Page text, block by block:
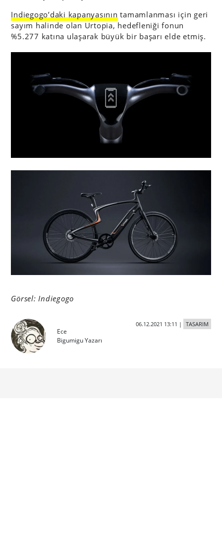
Indiegogo’daki kapanyasının tamamlanması için geri
sayım halinde olan Urtopia, hedefleniği fonun
%5.277 katına ulaşarak büyük bir başarı elde etmiş.
Görsel: Indiegogo
Ece
Bigumigu Yazarı
06.12.2021 13:11 | TASARIM